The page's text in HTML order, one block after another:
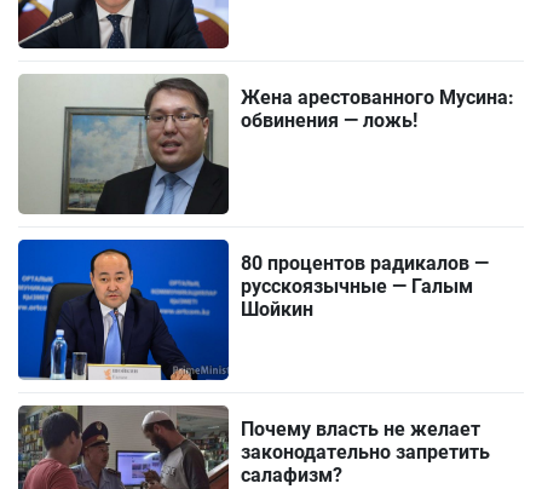
Жена арестованного Мусина:
обвинения — ложь!
80 процентов радикалов —
русскоязычные — Галым
Шойкин
Почему власть не желает
законодательно запретить
салафизм?